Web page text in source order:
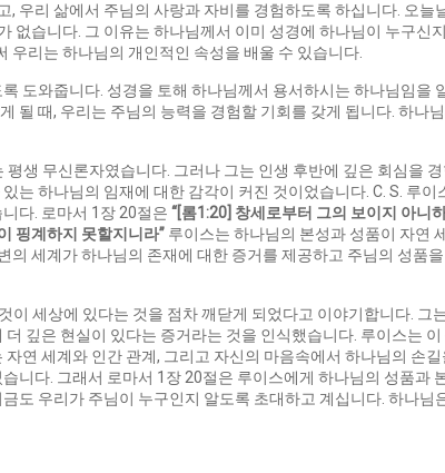
우리 삶에서 주님의 사랑과 자비를 경험하도록 하십니다. ​오늘
습니다. 그 이유는 하나님께서 이미 성경에 하나님이 누구신
리는 하나님의 개인적인 속성을 배울 수 있습니다.
도와줍니다. 성경을 토해 하나님께서 용서하시는 하나님임을
될 때, 우리는 주님의 능력을 경험할 기회를 갖게 됩니다. 하나
생 무신론자였습니다. 그러나 그는 인생 후반에 깊은 회심을
는 하나님의 임재에 대한 감각이 커진 것이었습니다. C. S. 루이
다. 로마서 1장 20절은 “[ 롬1:20] 창세로부터 그의 보이지 아니
핑계하지 못할지니라” 루이스는 하나님의 본성과 성품이 자연
세계가 하나님의 존재에 대한 증거를 제공하고 주님의 성품
이 세상에 있다는 것을 점차 깨닫게 되었다고 이야기합니다. 그
깊은 현실이 있다는 증거라는 것을 인식했습니다. 루이스는
연 세계와 인간 관계, 그리고 자신의 마음속에서 하나님의 손
니다. 그래서 로마서 1장 20절은 루이스에게 하나님의 성품과
도 우리가 주님이 누구인지 알도록 초대하고 계십니다. 하나님